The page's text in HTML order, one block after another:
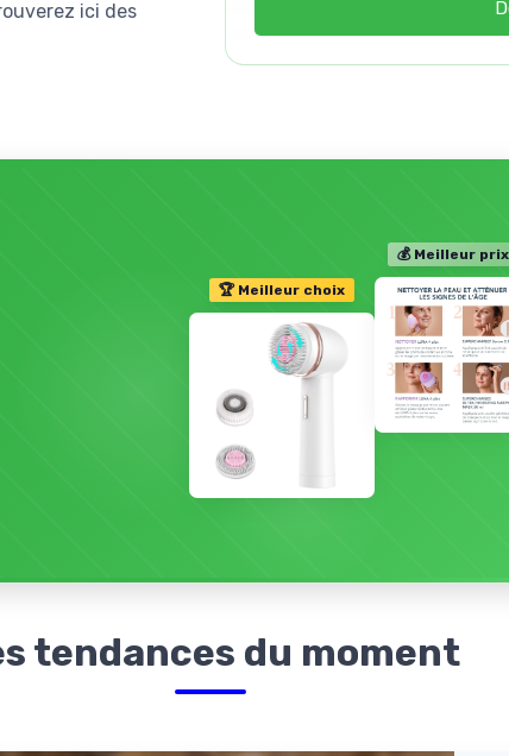
ici des
🏆 Meilleur choix
💰 Meilleur prix
tendances du moment